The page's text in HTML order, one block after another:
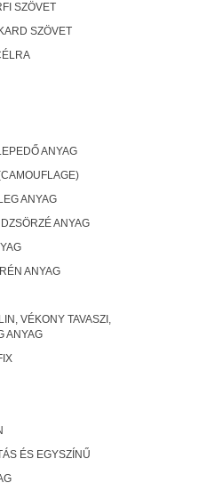
SZÖVET
SZÖVET
ANYAG
ANYAG
ANYAG
ANYAG
VÉKONY TAVASZI,
ANYAG
ÉS EGYSZÍNŰ